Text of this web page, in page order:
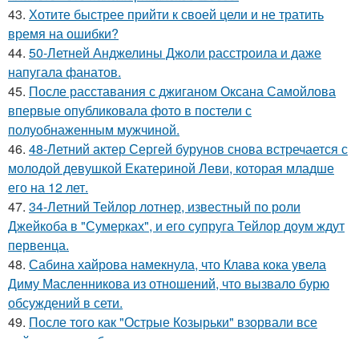
43. Хотите быстрее прийти к своей цели и не тратить
время на ошибки?
44. 50-Летней Анджелины Джоли расстроила и даже
напугала фанатов.
45. После расставания с джиганом Оксана Самойлова
впервые опубликовала фото в постели с
полуобнаженным мужчиной.
46. 48-Летний актер Сергей бурунов снова встречается с
молодой девушкой Екатериной Леви, которая младше
его на 12 лет.
47. 34-Летний Тейлор лотнер, известный по роли
Джейкоба в "Сумерках", и его супруга Тейлор доум ждут
первенца.
48. Сабина хайрова намекнула, что Клава кока увела
Диму Масленникова из отношений, что вызвало бурю
обсуждений в сети.
49. После того как "Острые Козырьки" взорвали все